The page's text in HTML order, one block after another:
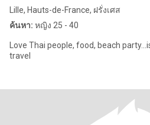
Lille, Hauts-de-France, ฝรั่งเศส
ค้นหา: หญิง 25 - 40
Love Thai people, food, beach
travel